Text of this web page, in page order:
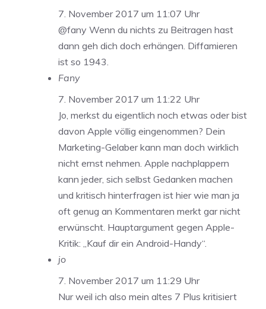
7. November 2017 um 11:07 Uhr
@fany Wenn du nichts zu Beitragen hast
dann geh dich doch erhängen. Diffamieren
ist so 1943.
Fany
7. November 2017 um 11:22 Uhr
Jo, merkst du eigentlich noch etwas oder bist
davon Apple völlig eingenommen? Dein
Marketing-Gelaber kann man doch wirklich
nicht ernst nehmen. Apple nachplappern
kann jeder, sich selbst Gedanken machen
und kritisch hinterfragen ist hier wie man ja
oft genug an Kommentaren merkt gar nicht
erwünscht. Hauptargument gegen Apple-
Kritik: „Kauf dir ein Android-Handy“.
jo
7. November 2017 um 11:29 Uhr
Nur weil ich also mein altes 7 Plus kritisiert